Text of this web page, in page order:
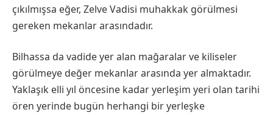
çıkılmışsa eğer, Zelve Vadisi muhakkak görülmesi
gereken mekanlar arasındadır.
Bilhassa da vadide yer alan mağaralar ve kiliseler
görülmeye değer mekanlar arasında yer almaktadır.
Yaklaşık elli yıl öncesine kadar yerleşim yeri olan tarihi
ören yerinde bugün herhangi bir yerleşke